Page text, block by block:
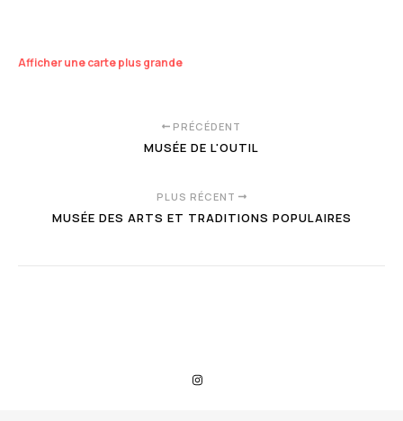
Afficher une carte plus grande
PRÉCÉDENT
MUSÉE DE L'OUTIL
PLUS RÉCENT
MUSÉE DES ARTS ET TRADITIONS POPULAIRES